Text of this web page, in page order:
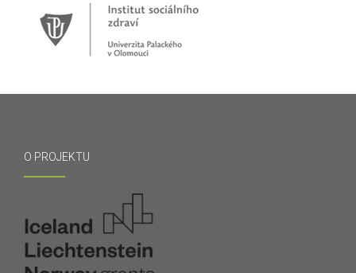
O PROJEKTU